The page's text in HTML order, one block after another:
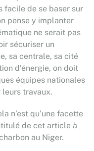
facile de se baser sur
pense y implanter
ne serait pas
sécuriser un
sa centrale, sa cité
d’énergie, on doit
équipes nationales
travaux.
n’est qu’une facette
de cet article à
au Niger.